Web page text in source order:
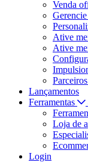
Venda
Ative
Ative
Lançamentos
Ferramentas
Loja de
Login